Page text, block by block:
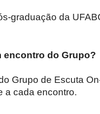
graduação da
encontro do Grupo?
Grupo de Escuta
a cada encontro.